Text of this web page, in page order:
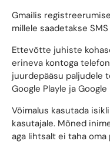
Gmailis
millele saadetakse
Ettevõtte juhiste
erineva kontoga
juurdepääsu paljudele
Google Playle ja
Võimalus kasutada
kasutajale. Mõned
aga lihtsalt ei taha